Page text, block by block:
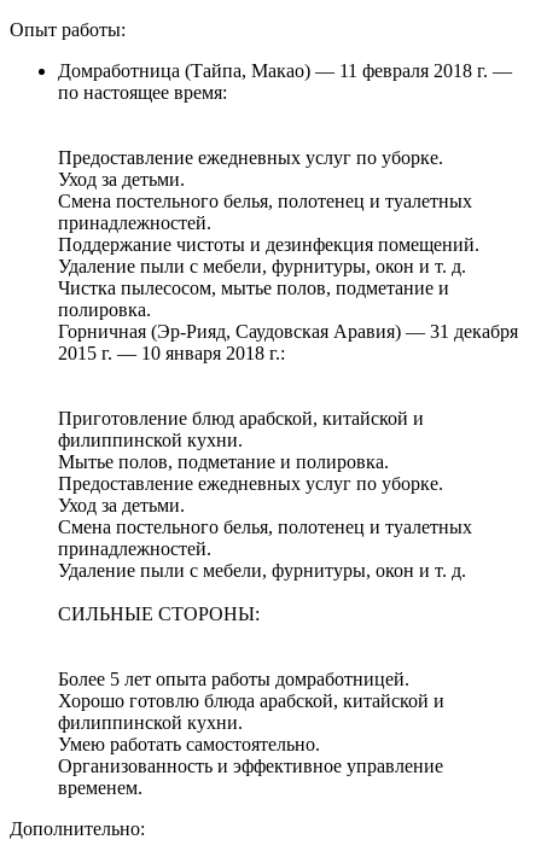
Опыт работы:
Домработница (Тайпа, Макао) — 11 февраля 2018 г. —
по настоящее время:
Предоставление ежедневных услуг по уборке.
Уход за детьми.
Смена постельного белья, полотенец и туалетных
принадлежностей.
Поддержание чистоты и дезинфекция помещений.
Удаление пыли с мебели, фурнитуры, окон и т. д.
Чистка пылесосом, мытье полов, подметание и
полировка.
Горничная (Эр-Рияд, Саудовская Аравия) — 31 декабря
2015 г. — 10 января 2018 г.:
Приготовление блюд арабской, китайской и
филиппинской кухни.
Мытье полов, подметание и полировка.
Предоставление ежедневных услуг по уборке.
Уход за детьми.
Смена постельного белья, полотенец и туалетных
принадлежностей.
Удаление пыли с мебели, фурнитуры, окон и т. д.
СИЛЬНЫЕ СТОРОНЫ:
Более 5 лет опыта работы домработницей.
Хорошо готовлю блюда арабской, китайской и
филиппинской кухни.
Умею работать самостоятельно.
Организованность и эффективное управление
временем.
Дополнительно: